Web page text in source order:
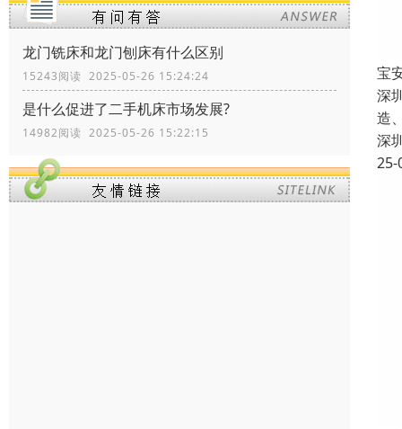
龙门铣床和龙门刨床有什么区别
15243阅读 2025-05-26 15:24:24
是什么促进了二手机床市场发展?
14982阅读 2025-05-26 15:22:15
宝
深
造
深
25-